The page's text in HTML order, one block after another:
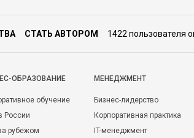
СТАТЬ АВТОРОМ 1422 пользователя
ОБРАЗОВАНИЕ
обучение
России
рубежом
МЕНЕДЖМЕНТ
Бизнес-лидерство
Корпоративная практика
IT-менеджмент